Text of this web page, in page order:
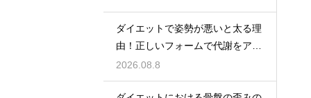
ダイエットで姿勢が悪いと太る理
由！正しいフォームで代謝をアッ
プ
2026.08.8